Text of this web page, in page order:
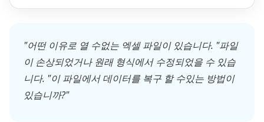
"어떤 이유로 열 수없는 엑셀 파일이 있습니다. "파일
이 손상되었거나 원래 형식에서 수정되었을 수 있습
니다. "이 파일에서 데이터를 복구 할 수있는 방법이
있습니까?"